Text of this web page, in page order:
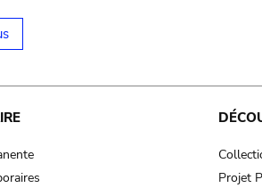
Projet